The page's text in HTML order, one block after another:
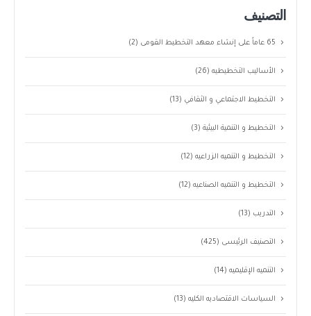
التصنيف
65 عاماً على إنشاء معهد التخطيط القومى (2)
الأساليب التخطيطيه(26)
التخطيط الاجتماعي و الثقافي (13)
التخطيط و التنمية البيئية(3)
التخطيط و التنميه الزراعيه(12)
التخطيط و التنميه الصناعيه(12)
التدريب (13)
التصنيف الرئيسى (425)
التنميه الإقليميه(14)
السياسات الاقتصاديه الكليه(13)